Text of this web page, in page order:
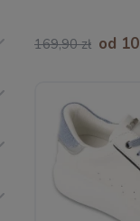
169,90 zł od
37